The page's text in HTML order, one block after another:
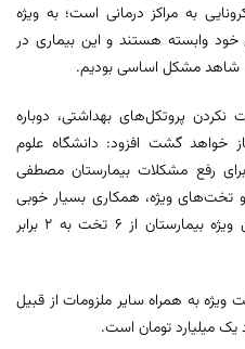
به مراکز درمانی است؛ به ویژه
خود وابسته هستند و این بیماری در
شاهد مشکل اساسی بودیم.
پروتکل‌های بهداشتی، دوباره
خواهد گشت افزود: دانشگاه علوم
رفع مشکلات بیمارستان مصطفی
ویژه، همکاری بسیار خوبی
داشته؛ از جمله اینکه تعداد تخت‌های ویژه بیمارستان از ۶ تخت به ۲ برابر
ویژه به همراه سایر ملزومات از قبیل
یک میلیارد تومان است.